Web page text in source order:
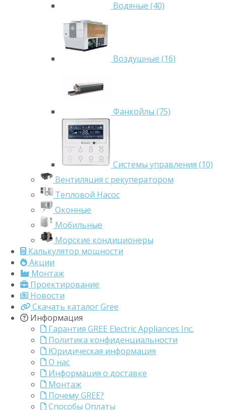
Водяные (40)
Воздушные (16)
Фанкойлы (75)
Системы управления (10)
Вентиляция с рекуператором
Тепловой Насос
Оконные
Мобильные
Морские кондиционеры
Калькулятор мощности
Акции
Монтаж
Проектирование
Новости
Скачать каталог Gree
Информация
Гарантия GREE Electric Appliances Inc.
Политика конфиденциальности
Юридическая информация
О нас
Информация о доставке
Монтаж
Почему GREE?
Способы Оплаты